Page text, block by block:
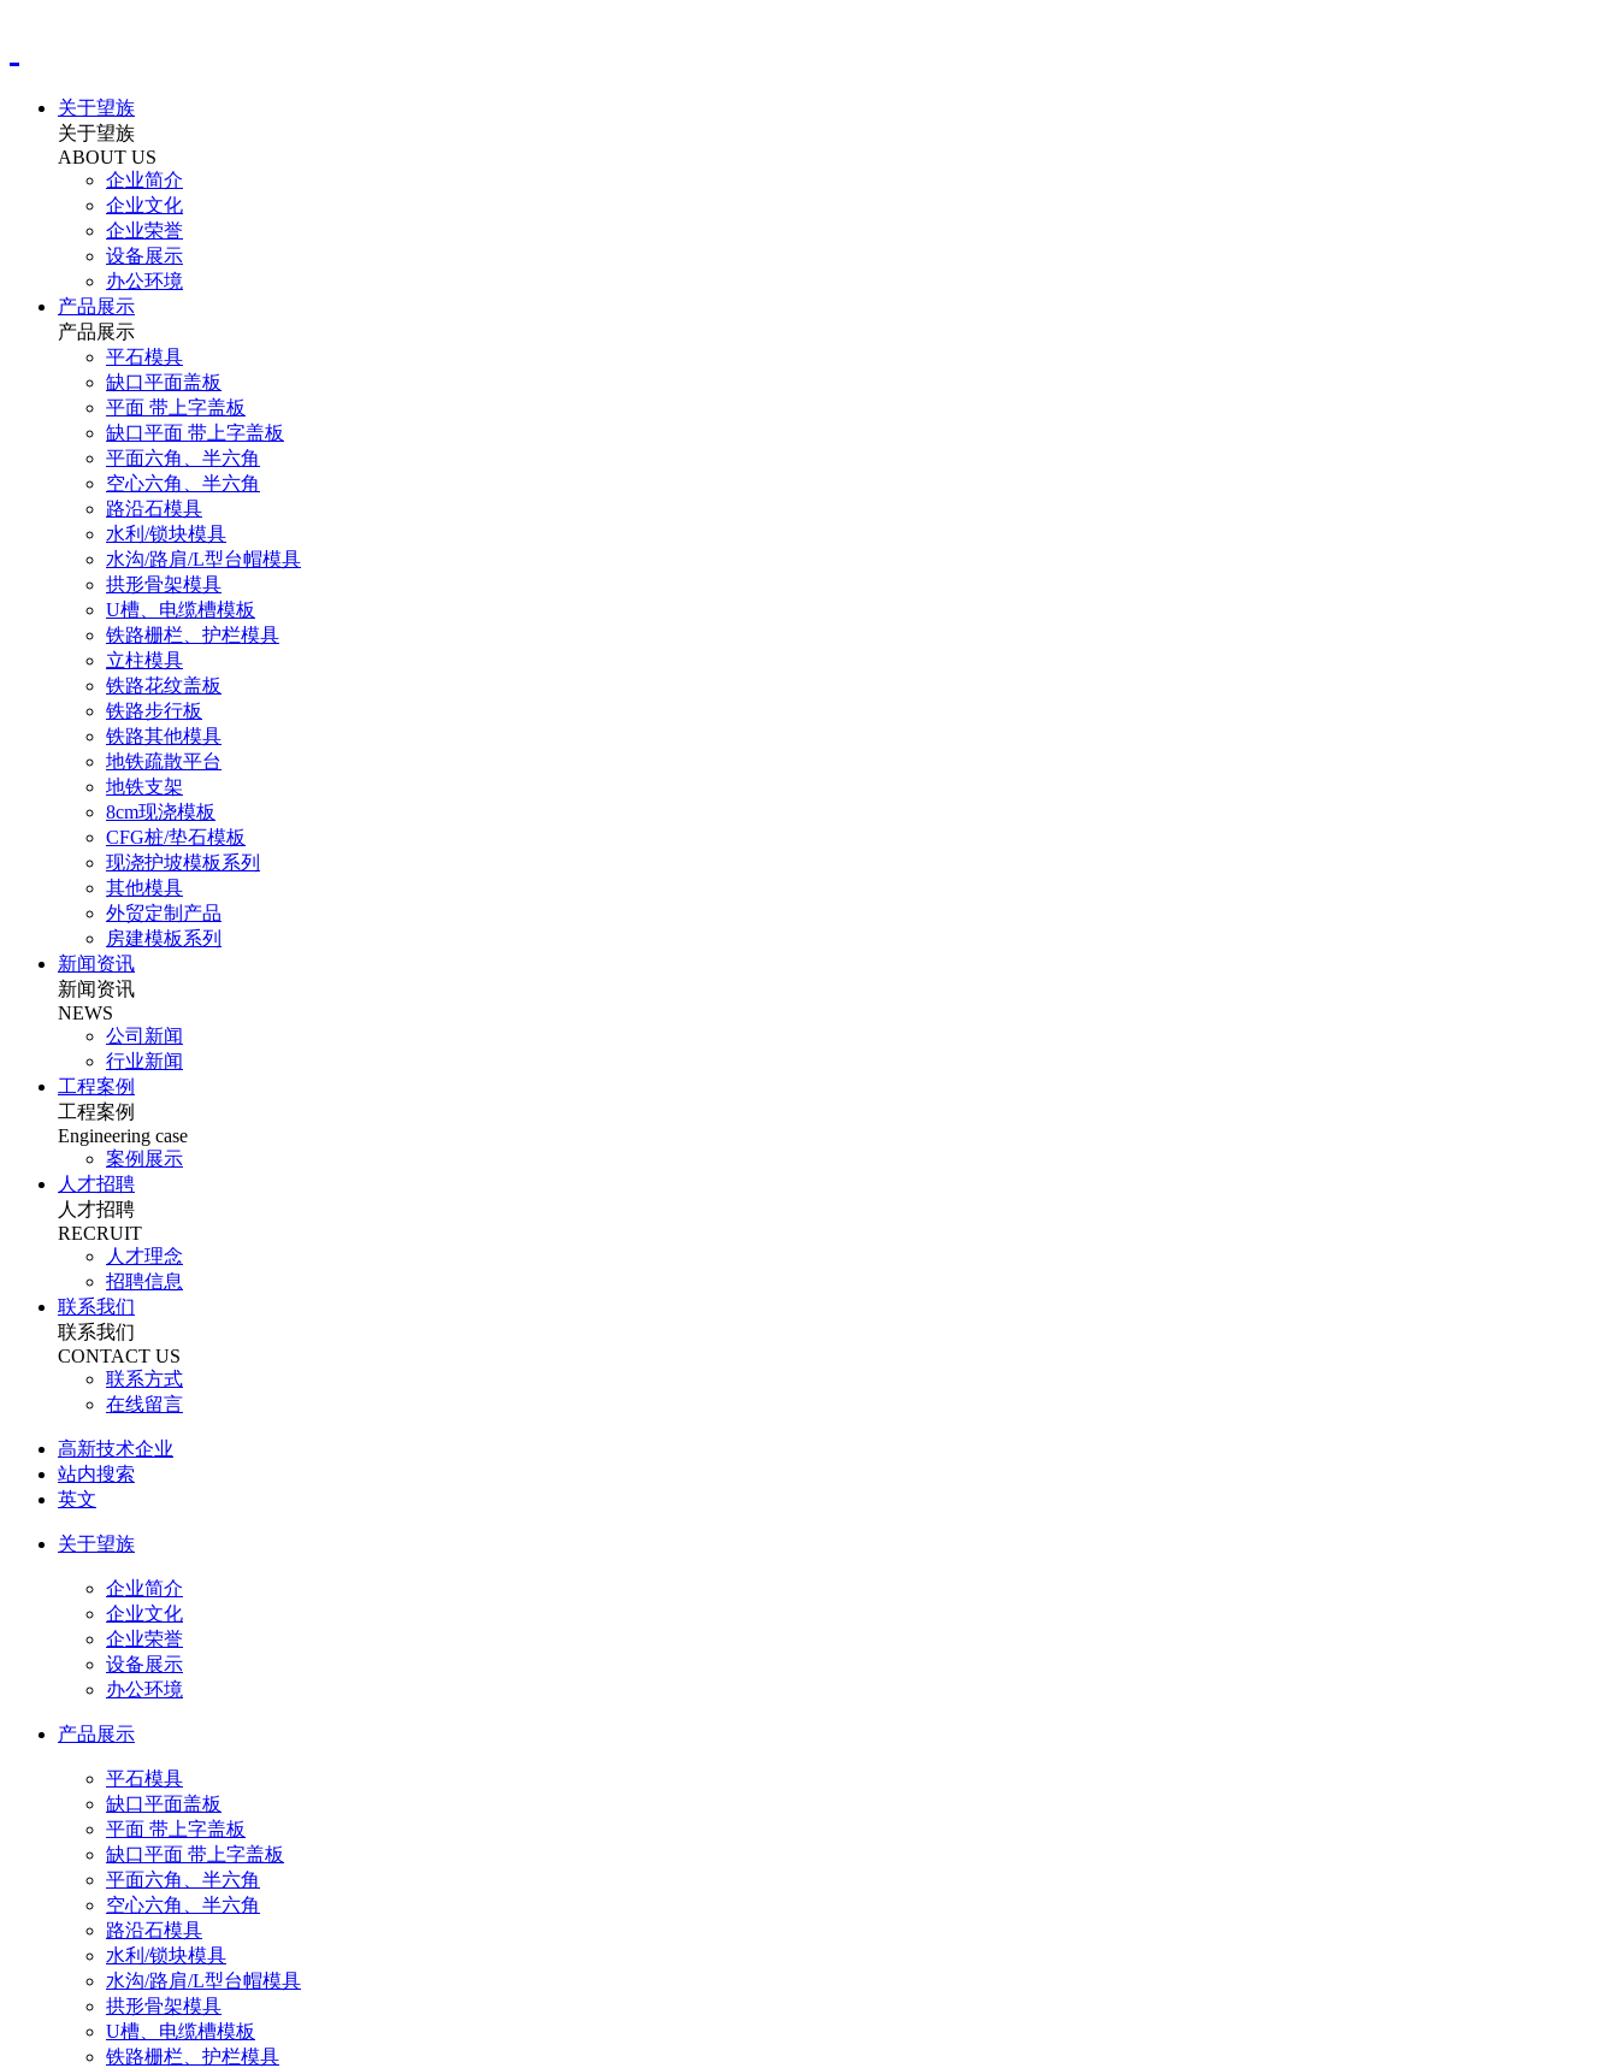
关于望族
关于望族
ABOUT US
企业简介
企业文化
企业荣誉
设备展示
办公环境
产品展示
产品展示
平石模具
缺口平面盖板
平面 带上字盖板
缺口平面 带上字盖板
平面六角、半六角
空心六角、半六角
路沿石模具
水利/锁块模具
水沟/路肩/L型台帽模具
拱形骨架模具
U槽、电缆槽模板
铁路栅栏、护栏模具
立柱模具
铁路花纹盖板
铁路步行板
铁路其他模具
地铁疏散平台
地铁支架
8cm现浇模板
CFG桩/垫石模板
现浇护坡模板系列
其他模具
外贸定制产品
房建模板系列
新闻资讯
新闻资讯
NEWS
公司新闻
行业新闻
工程案例
工程案例
Engineering case
案例展示
人才招聘
人才招聘
RECRUIT
人才理念
招聘信息
联系我们
联系我们
CONTACT US
联系方式
在线留言
高新技术企业
站内搜索
英文
关于望族
企业简介
企业文化
企业荣誉
设备展示
办公环境
产品展示
平石模具
缺口平面盖板
平面 带上字盖板
缺口平面 带上字盖板
平面六角、半六角
空心六角、半六角
路沿石模具
水利/锁块模具
水沟/路肩/L型台帽模具
拱形骨架模具
U槽、电缆槽模板
铁路栅栏、护栏模具